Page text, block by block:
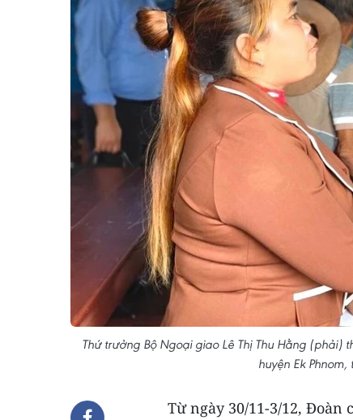
Thứ trưởng Bộ Ngoại giao Lê Thị Thu Hằng (phải)
huyện Ek
Từ ngày 30/11-3/12, Đoàn